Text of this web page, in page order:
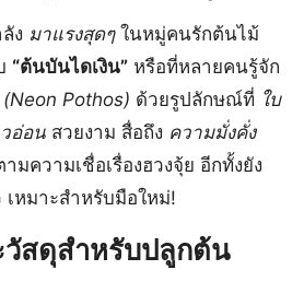
ง มาแรงสุดๆในหมู่คนรักต้นไม้
“ต้นบันไดเงิน” หรือที่หลายคนรู้จัก
Pothos) ด้วยรูปลักษณ์ที่ ใบ
อ่อน สวยงาม สื่อถึง ความมั่งคั่ง
ามความเชื่อเรื่องฮวงจุ้ย อีกทั้งยัง
หมาะสำหรับมือใหม่!
สดุสำหรับปลูกต้น